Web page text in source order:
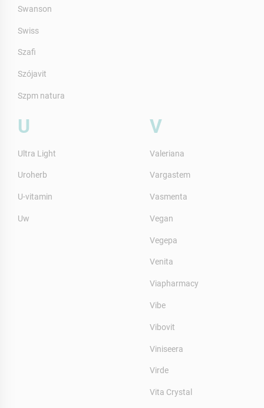
Swanson
Swiss
Szafi
Szójavit
Szpm natura
U
Ultra Light
Uroherb
U-vitamin
Uw
V
Valeriana
Vargastem
Vasmenta
Vegan
Vegepa
Venita
Viapharmacy
Vibe
Vibovit
Viniseera
Virde
Vita Crystal